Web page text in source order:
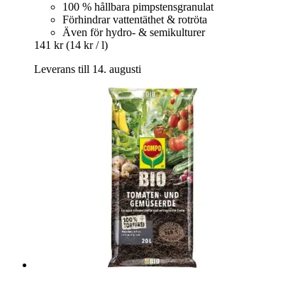
100 % hållbara pimpstensgranulat
Förhindrar vattentäthet & rotröta
Även för hydro- & semikulturer
141 kr (14 kr / l)
Leverans till 14. augusti